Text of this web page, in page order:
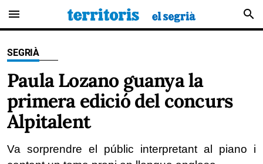
menu search
SEGRIÀ
Paula Lozano guanya la
primera edició del concurs
Alpitalent
Va sorprendre el públic interpretant al piano i